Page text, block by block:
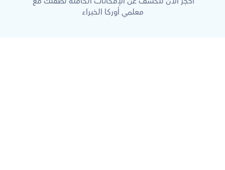
معلمي أوركا الخبراء